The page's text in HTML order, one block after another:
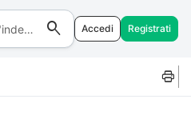
Accedi Registrati